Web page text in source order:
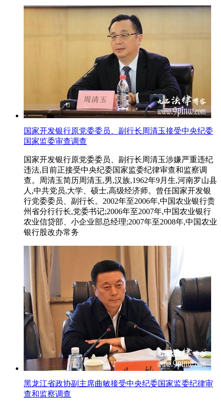
国家开发银行原党委委员、副行长周清玉接受中央纪委
国家监委审查调查
国家开发银行原党委委员、副行长周清玉涉嫌严重违纪
违法,目前正接受中央纪委国家监委纪律审查和监察调
查。周清玉简历周清玉,男,汉族,1962年9月生,河南罗山县
人,中共党员,大学、硕士,高级经济师。曾任国家开发银
行党委委员、副行长。2002年至2006年,中国农业银行贵
州省分行行长,党委书记;2006年至2007年,中国农业银行
农业信贷部、小企业部总经理;2007年至2008年,中国农业
银行股改办常务
黑龙江省政协副主席曲敏接受中央纪委国家监委纪律审
查和监察调查